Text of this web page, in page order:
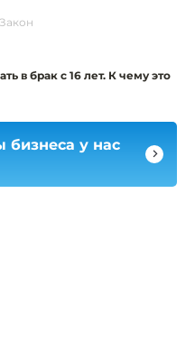
Закон
в брак с 16 лет. К чему это
бизнеса у нас